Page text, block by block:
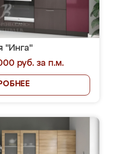
"Инга"
руб. за п.м.